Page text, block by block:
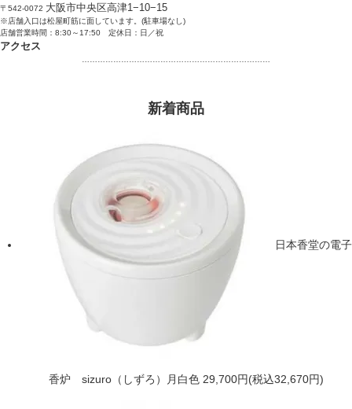
〒542-0072 大阪市中央区高津1−10−15
※店舗入口は松屋町筋に面しています。(駐車場なし)
店舗営業時間：8:30～17:50 定休日：日／祝
アクセス
新着商品
日本香堂の電子
香炉 sizuro（しずろ）月白色 29,700円(税込32,670円)